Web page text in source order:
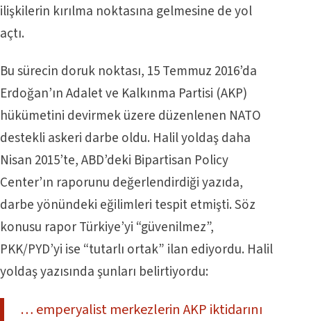
ilişkilerin kırılma noktasına gelmesine de yol
açtı.
Bu sürecin doruk noktası, 15 Temmuz 2016’da
Erdoğan’ın Adalet ve Kalkınma Partisi (AKP)
hükümetini devirmek üzere düzenlenen NATO
destekli askeri darbe oldu. Halil yoldaş daha
Nisan 2015’te, ABD’deki Bipartisan Policy
Center’ın raporunu değerlendirdiği yazıda,
darbe yönündeki eğilimleri tespit etmişti. Söz
konusu rapor Türkiye’yi “güvenilmez”,
PKK/PYD’yi ise “tutarlı ortak” ilan ediyordu. Halil
yoldaş yazısında şunları belirtiyordu:
… emperyalist merkezlerin AKP iktidarını